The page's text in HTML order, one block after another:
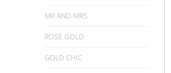
MR AND MRS
ROSE GOLD
GOLD CHIC